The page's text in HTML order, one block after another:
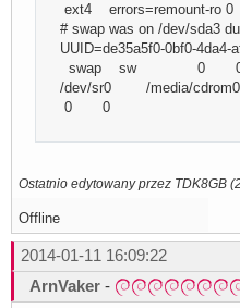
ext4 errors=remount-
# swap was on /dev/sda3
UUID=de35a5f0-0bf0-
swap sw 0
/dev/sr0 /media/cdrom0
0 0
Ostatnio edytowany przez TDK8GB
Offline
2014-01-11 16:09:22
ArnVaker -